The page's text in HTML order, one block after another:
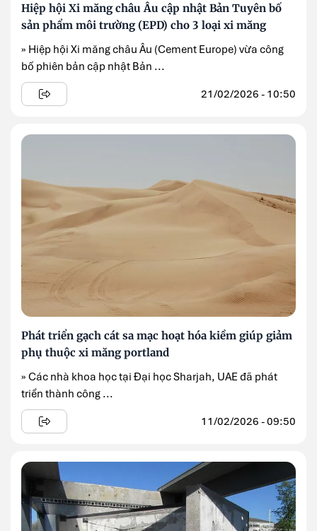
Hiệp hội Xi măng châu Âu cập nhật Bản Tuyên bố
sản phẩm môi trường (EPD) cho 3 loại xi măng
» Hiệp hội Xi măng châu Âu (Cement Europe) vừa công
bố phiên bản cập nhật Bản ...
21/02/2026 - 10:50
Phát triển gạch cát sa mạc hoạt hóa kiềm giúp giảm
phụ thuộc xi măng portland
» Các nhà khoa học tại Đại học Sharjah, UAE đã phát
triển thành công ...
11/02/2026 - 09:50